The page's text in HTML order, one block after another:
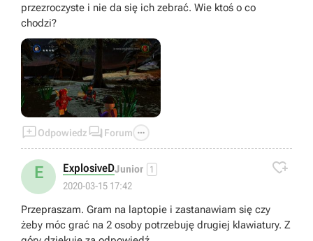
przezroczyste i nie da się ich zebrać. Wie ktoś o co
chodzi?
Odpowiedz  Forum 
E ExplosiveDJunior 1
2020-03-15 17:42

Przepraszam. Gram na laptopie i zastanawiam się czy
żeby móc grać na 2 osoby potrzebuję drugiej klawiatury. Z